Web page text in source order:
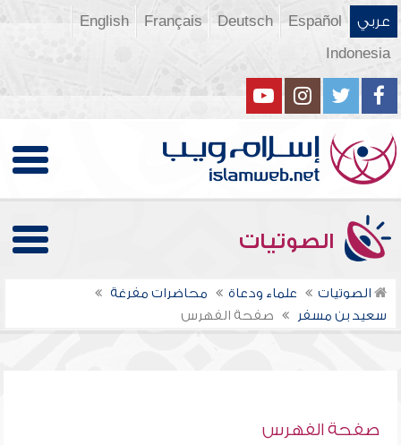
عربي Español
Deutsch
Français
English
Indonesia
الصوتيات
الصوتيات علماء ودعاة
محاضرات مفرغة
سعيد بن مسفر
صفحة الفهرس
صفحة الفهرس